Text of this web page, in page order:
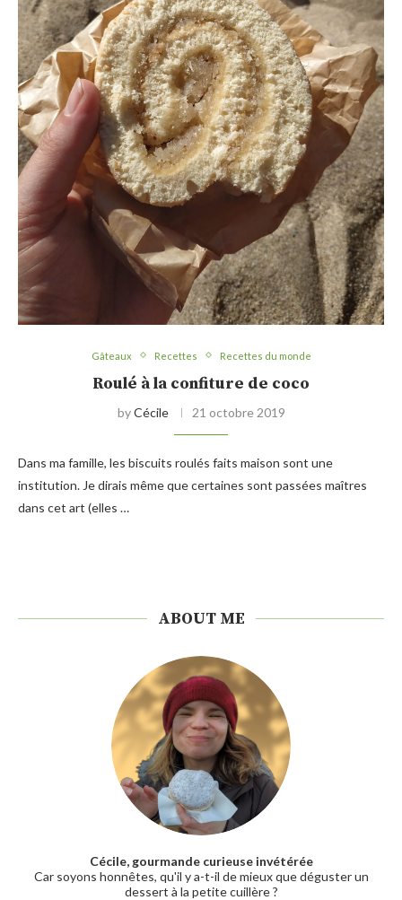
Gâteaux Recettes Recettes du monde
Roulé à la confiture de coco
byCécile 21 octobre 2019
Dans ma famille, les biscuits roulés faits maison sont une
institution. Je dirais même que certaines sont passées maîtres
dans cet art (elles …
ABOUT ME
Cécile, gourmande curieuse invétérée
Car soyons honnêtes, qu'il y a-t-il de mieux que déguster un
dessert à la petite cuillère ?